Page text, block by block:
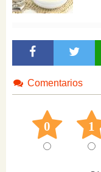
Comentarios
0 1